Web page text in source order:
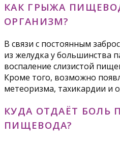
КАК ГРЫЖА
ОРГАНИЗМ?
В связи с постоянным
из желудка у большинства
воспаление слизистой
Кроме того, возможно
метеоризма, тахикардии и
КУДА ОТДАЁТ БОЛЬ
ПИЩЕВОДА?